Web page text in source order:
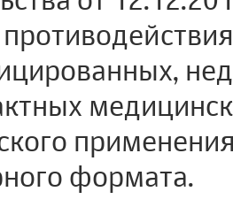
формата.